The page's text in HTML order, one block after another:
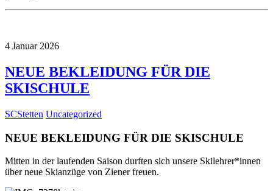
4 Januar 2026
NEUE BEKLEIDUNG FÜR DIE
SKISCHULE
SCStetten Uncategorized
NEUE BEKLEIDUNG FÜR DIE SKISCHULE
Mitten in der laufenden Saison durften sich unsere Skilehrer*innen
über neue Skianzüge von Ziener freuen.